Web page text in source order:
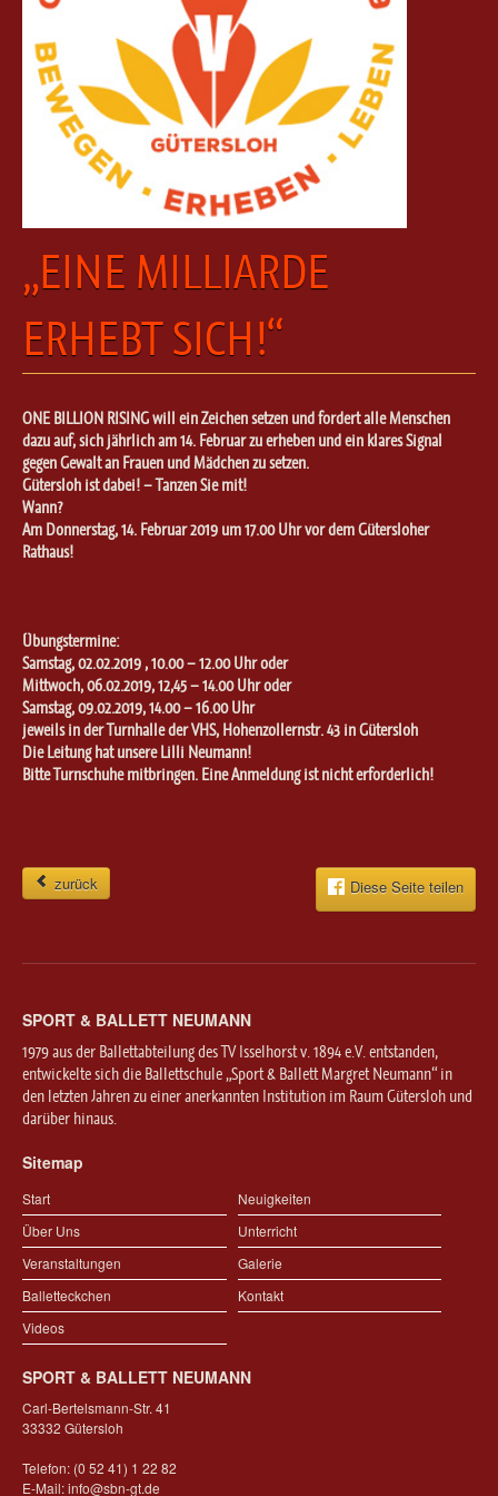
„EINE MILLIARDE
ERHEBT SICH!“
ONE BILLION RISING will ein Zeichen setzen und fordert alle Menschen
dazu auf, sich jährlich am 14. Februar zu erheben und ein klares Signal
gegen Gewalt an Frauen und Mädchen zu setzen.
Gütersloh ist dabei! – Tanzen Sie mit!
Wann?
Am Donnerstag, 14. Februar 2019 um 17.00 Uhr vor dem Gütersloher
Rathaus!
Übungstermine:
Samstag, 02.02.2019 , 10.00 – 12.00 Uhr oder
Mittwoch, 06.02.2019, 12,45 – 14.00 Uhr oder
Samstag, 09.02.2019, 14.00 – 16.00 Uhr
jeweils in der Turnhalle der VHS, Hohenzollernstr. 43 in Gütersloh
Die Leitung hat unsere Lilli Neumann!
Bitte Turnschuhe mitbringen. Eine Anmeldung ist nicht erforderlich!
zurück Diese Seite teilen
SPORT & BALLETT NEUMANN
1979 aus der Ballettabteilung des TV Isselhorst v. 1894 e.V. entstanden,
entwickelte sich die Ballettschule „Sport & Ballett Margret Neumann“ in
den letzten Jahren zu einer anerkannten Institution im Raum Gütersloh und
darüber hinaus.
Sitemap
Start
Neuigkeiten
Über Uns
Unterricht
Veranstaltungen
Galerie
Balletteckchen
Kontakt
Videos
SPORT & BALLETT NEUMANN
Carl-Bertelsmann-Str. 41
33332 Gütersloh
Telefon: (0 52 41) 1 22 82
E-Mail:info@sbn-gt.de